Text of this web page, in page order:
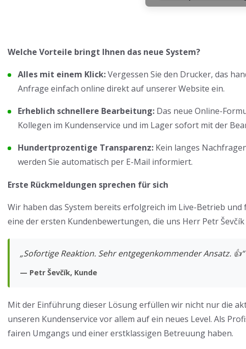
Welche Vorteile bringt Ihnen das neue System?
Alles mit einem Klick:Vergessen Sie den Drucker, das
Anfrage einfach online direkt auf unserer Website ein.
Erheblich schnellere Bearbeitung: Das neue Online-
Kollegen im Kundenservice und im Lager sofort mit der
Hundertprozentige Transparenz: Kein langes
werden Sie automatisch per E-Mail informiert.
Erste Rückmeldungen sprechen für sich
Wir haben das System bereits erfolgreich im Live-Betrieb
eine der ersten Kundenbewertungen, die uns Herr Petr
„Sofortige Reaktion. Sehr entgegenkommender Ansatz. 👍“
— Petr Ševčík, Kunde
Mit der Einführung dieser Lösung erfüllen wir nicht nur die
unseren Kundenservice vor allem auf ein neues Level. Als
fairen Umgangs und einer erstklassigen Betreuung haben.